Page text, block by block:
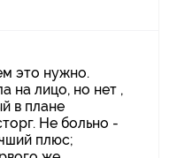
это нужно.
на лицо, но нет ,
в плане
Не больно -
плюс;